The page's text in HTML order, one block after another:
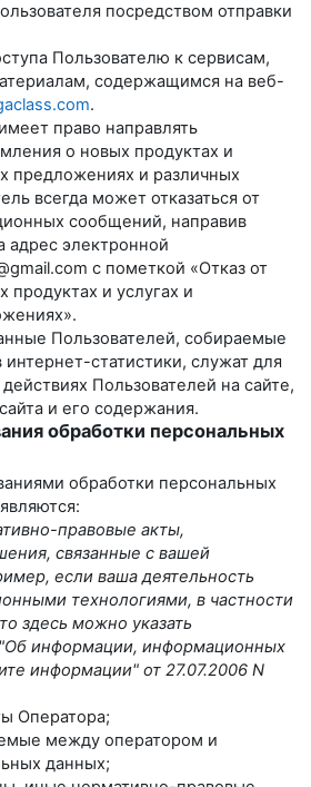
посредством отправки
Пользователю к сервисам,
содержащимся на веб-
.
право направлять
о новых продуктах и
предложениях и различных
всегда может отказаться от
сообщений, направив
адрес электронной
с пометкой «Отказ от
и услугах и
Пользователей, собираемые
статистики, служат для
Пользователей на сайте,
и его содержания.
обработки персональных
обработки персональных
правовые акты,
связанные с вашей
если ваша деятельность
технологиями, в частности
здесь можно указать
информации, информационных
информации" от 27.07.2006 N
Оператора;
между оператором и
данных;